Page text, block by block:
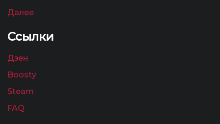
Далее
Ссылки
Дзен
Boosty
Steam
FAQ